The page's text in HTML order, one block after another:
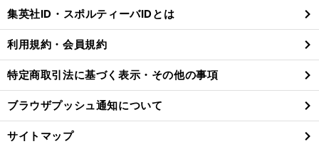
！
ベ
」
前
る
集英社ID・スポルティーバIDとは
利用規約・会員規約
特定商取引法に基づく表示・その他の事項
ブラウザプッシュ通知について
サイトマップ